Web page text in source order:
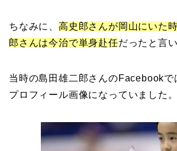
ちなみに、 高史郎さんが岡山にいた
郎さんは今治で単身赴任だったと言い
当時の島田雄二郎さんのFacebookで
プロフィール画像になっていました。